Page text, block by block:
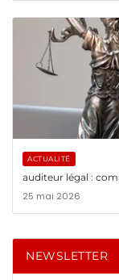
ACTUALITÉ
auditeur légal :
25 mai 2026
NEWSLETTER